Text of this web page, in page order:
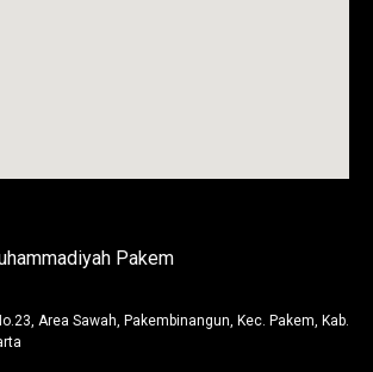
Pakem
Area Sawah, Pakembinangun, Kec. Pakem, Kab.